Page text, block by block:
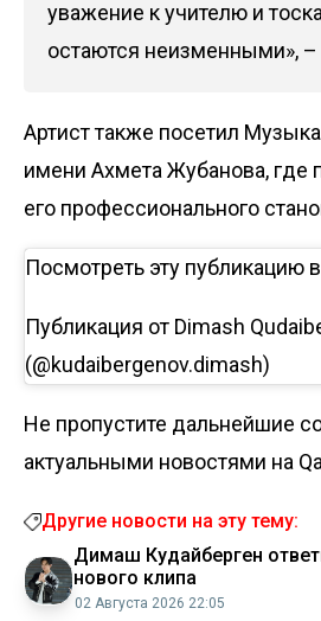
уважение к учителю и
остаются неизменными»,
Артист также посетил
имени Ахмета Жубанова, где
его профессионального
Посмотреть эту публикацию
Публикация от Dimash
(@kudaibergenov.dimash)
Не пропустите дальнейшие
актуальными новостями на
Другие новости на эту тему:
Димаш Кудайберген
нового клипа
02 Августа 2026 22:05